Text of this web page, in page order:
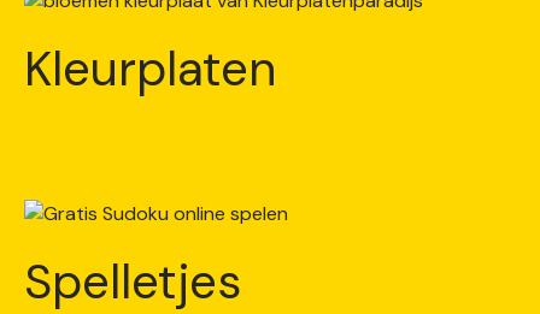
Kleurplaten
Spelletjes